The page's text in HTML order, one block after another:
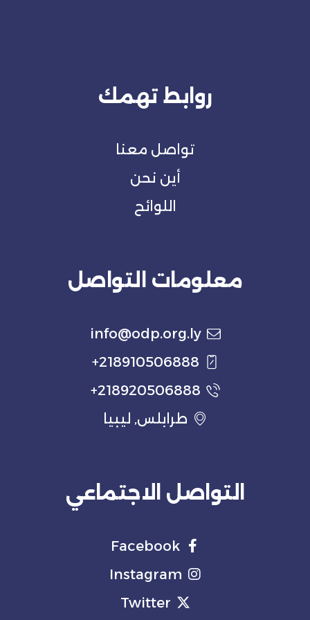
روابط تهمك
تواصل معنا
أين نحن
اللوائح
معلومات التواصل
info@odp.org.ly
218910506888+
218920506888+
طرابلس, ليبيا
التواصل الاجتماعي
Facebook
Instagram
Twitter